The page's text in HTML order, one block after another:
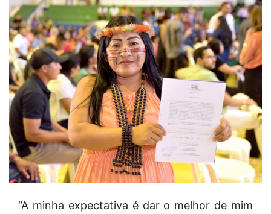
“A minha expectativa é dar o melhor de mim